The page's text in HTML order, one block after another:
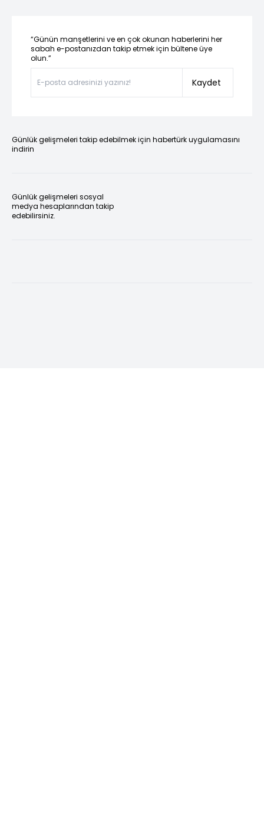
“Günün manşetlerini ve en çok okunan haberlerini her
sabah e-postanızdan takip etmek için bültene üye
olun.”
Kaydet
Günlük gelişmeleri takip edebilmek için habertürk uygulamasını
indirin
Günlük gelişmeleri sosyal
medya hesaplarından takip
edebilirsiniz.